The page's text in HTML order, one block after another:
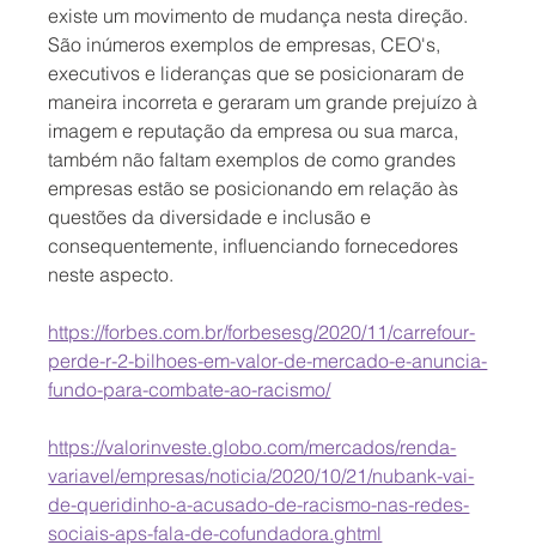
existe um movimento de mudança nesta direção.
São inúmeros exemplos de empresas, CEO's,
executivos e lideranças que se posicionaram de
maneira incorreta e geraram um grande prejuízo à
imagem e reputação da empresa ou sua marca,
também não faltam exemplos de como grandes
empresas estão se posicionando em relação às
questões da diversidade e inclusão e
consequentemente, influenciando fornecedores
neste aspecto.
https://forbes.com.br/forbesesg/2020/11/carrefour-
perde-r-2-bilhoes-em-valor-de-mercado-e-anuncia-
fundo-para-combate-ao-racismo/
https://valorinveste.globo.com/mercados/renda-
variavel/empresas/noticia/2020/10/21/nubank-vai-
de-queridinho-a-acusado-de-racismo-nas-redes-
sociais-aps-fala-de-cofundadora.ghtml